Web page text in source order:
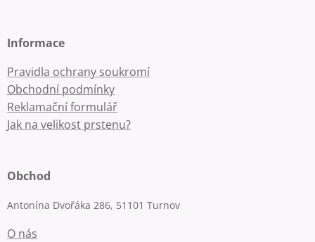
Informace
Pravidla ochrany soukromí
Obchodní podmínky
Reklamační formulář
Jak na velikost prstenu?
Obchod
Antonína Dvořáka 286, 51101 Turnov
O nás